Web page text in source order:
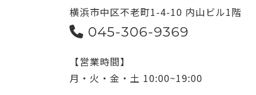
横浜市中区不老町1-4-10 内山ビル1階
045-306-9369
【営業時間】
月・火・金・土 10:00~19:00